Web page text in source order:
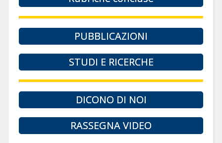
PUBBLICAZIONI
STUDI E RICERCHE
DICONO DI NOI
RASSEGNA VIDEO